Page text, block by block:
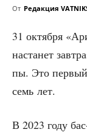
От Редакция
31 октяб­ря
наста­нет
пы. Это
семь лет.
В 2023 году